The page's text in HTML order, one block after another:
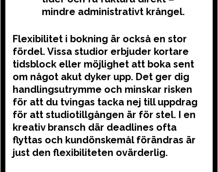
mindre administrativt krångel.
Flexibilitet i bokning är också en stor
fördel. Vissa studior erbjuder kortare
tidsblock eller möjlighet att boka sent
om något akut dyker upp. Det ger dig
handlingsutrymme och minskar risken
för att du tvingas tacka nej till uppdrag
för att studiotillgången är för stel. I en
kreativ bransch där deadlines ofta
flyttas och kundönskemål förändras är
just den flexibiliteten ovärderlig.